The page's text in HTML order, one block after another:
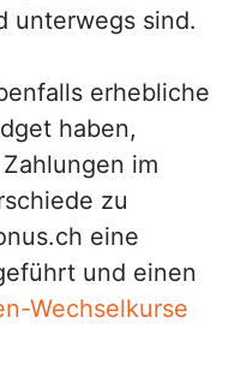
unterwegs sind.
erhebliche
haben,
im
zu
eine
und einen
Wechselkurse